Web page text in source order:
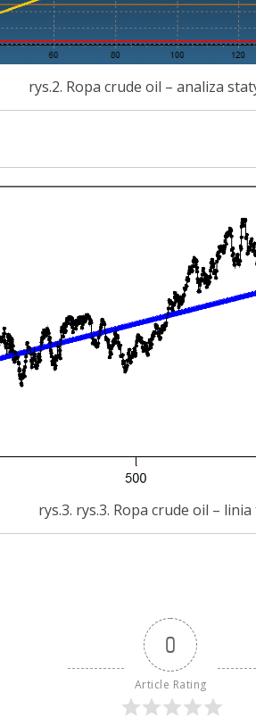
rys.2. Ropa crude oil – analiza
rys.3. rys.3. Ropa crude oil –
0
Article Rating